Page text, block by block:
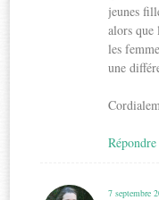
jeunes
alors que
les
une
Répondre
7 septembre